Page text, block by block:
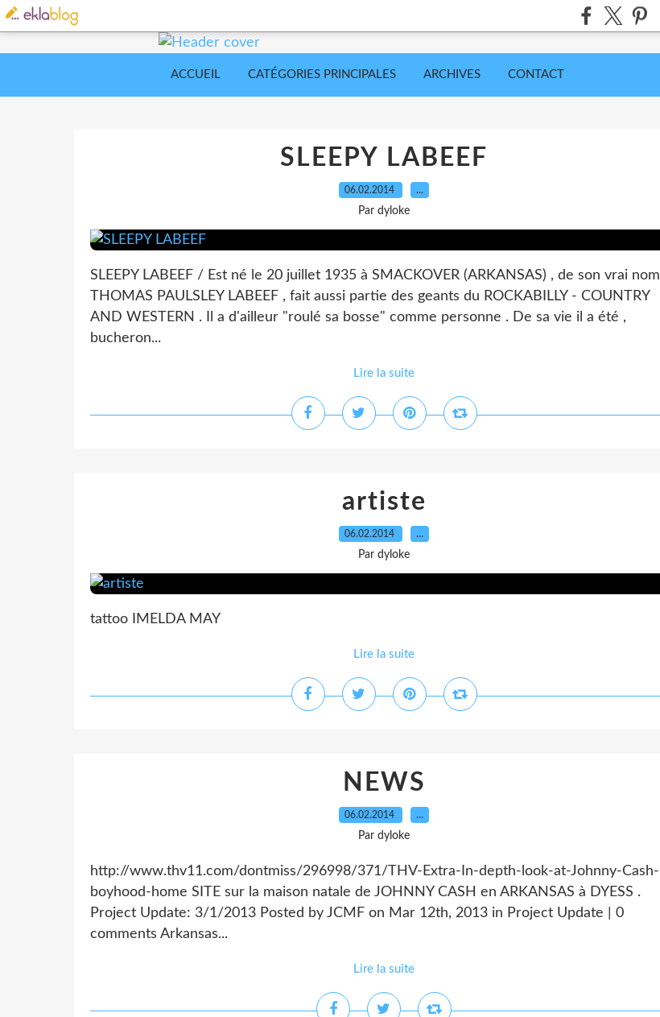
ACCUEIL CATÉGORIES PRINCIPALES ARCHIVES CONTACT
SLEEPY LABEEF
06.02.2014 …
Par dyloke
SLEEPY LABEEF / Est né le 20 juillet 1935 à SMACKOVER (ARKANSAS) , de son vrai nom
THOMAS PAULSLEY LABEEF , fait aussi partie des geants du ROCKABILLY - COUNTRY
AND WESTERN . Il a d'ailleur "roulé sa bosse" comme personne . De sa vie il a été ,
bucheron...
Lire la suite
artiste
06.02.2014 …
Par dyloke
tattoo IMELDA MAY
Lire la suite
NEWS
06.02.2014 …
Par dyloke
http://www.thv11.com/dontmiss/296998/371/THV-Extra-In-depth-look-at-Johnny-Cash-
boyhood-home SITE sur la maison natale de JOHNNY CASH en ARKANSAS à DYESS .
Project Update: 3/1/2013 Posted by JCMF on Mar 12th, 2013 in Project Update | 0
comments Arkansas...
Lire la suite